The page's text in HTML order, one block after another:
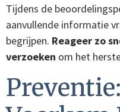
Tijdens de
aanvullende informatie
begrijpen. Reageer zo
verzoeken om het